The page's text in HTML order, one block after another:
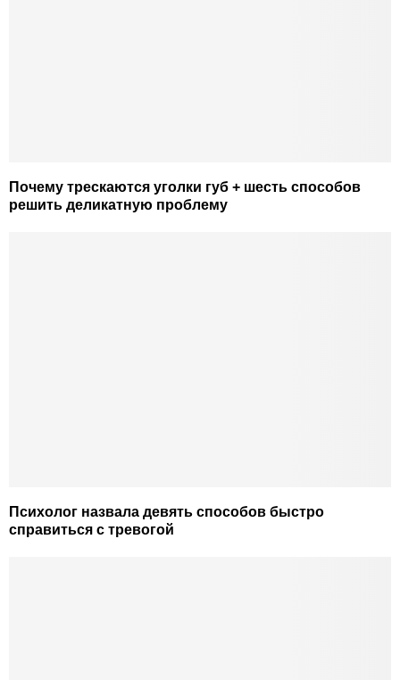
Почему трескаются уголки губ + шесть способов
решить деликатную проблему
Психолог назвала девять способов быстро
справиться с тревогой